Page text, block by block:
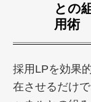
との
用術
採用LPを効果
在させるだけ